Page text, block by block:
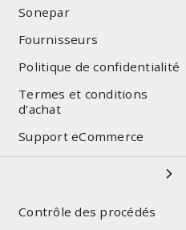
Sonepar
Fournisseurs
Politique de confidentialité
Termes et conditions
d'achat
Support eCommerce
Contrôle des procédés